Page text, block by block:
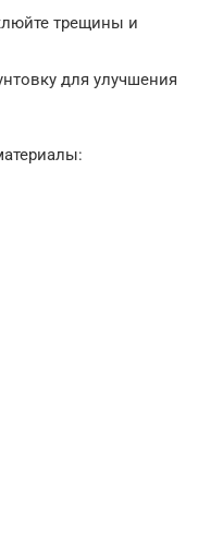
трещины и
для улучшения